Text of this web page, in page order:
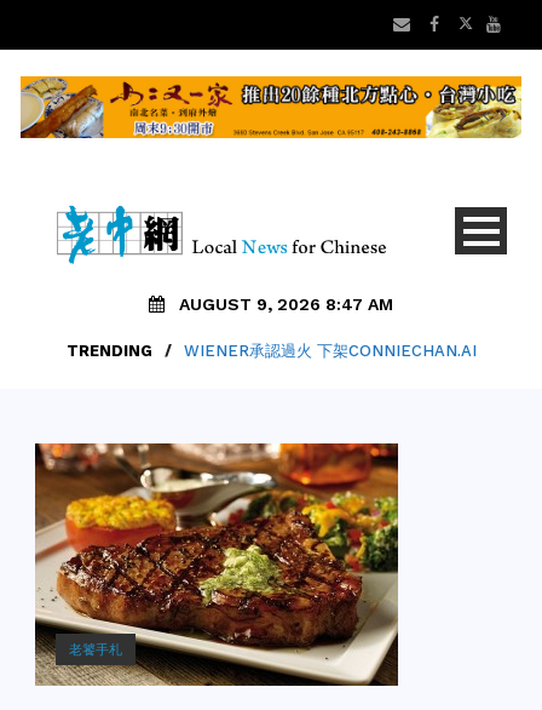
AUGUST 9, 2026 8:47 AM
TRENDING / WIENER承認過火 下架CONNIECHAN.AI
老饕手札